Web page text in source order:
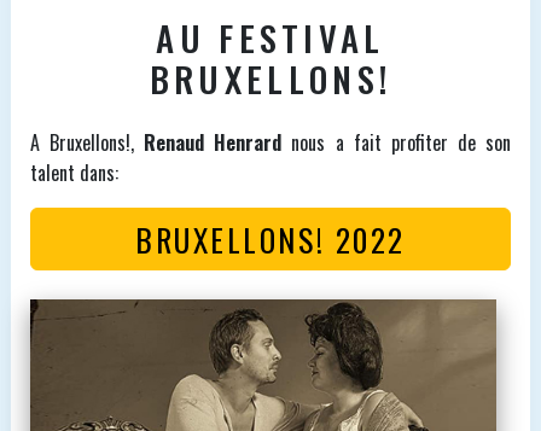
AU FESTIVAL
BRUXELLONS!
A Bruxellons!, Renaud Henrard nous a fait profiter de son
talent dans:
BRUXELLONS! 2022